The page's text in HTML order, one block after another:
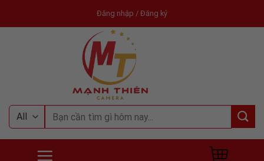
Đăng nhập / Đăng ký
Tìm
kiếm: